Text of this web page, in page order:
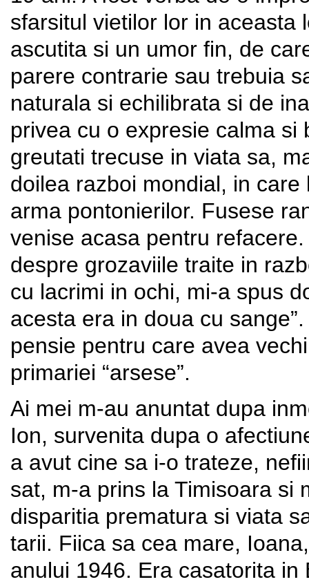
sfarsitul vietilor lor in aceasta
ascutita si un umor fin, de
parere contrarie sau trebuia
naturala si echilibrata si de
privea cu o expresie calma
greutati trecuse in viata sa,
doilea razboi mondial, in
arma pontonierilor. Fusese
venise acasa pentru
despre grozaviile traite in
cu lacrimi in ochi, mi-a spus
acesta era in doua cu
pensie pentru care avea
primariei “arsese”.
Ai mei m-au anuntat dupa
Ion, survenita dupa o
a avut cine sa i-o trateze,
sat, m-a prins la Timisoara si
disparitia prematura si viata
tarii. Fiica sa cea mare,
anului 1946. Era casatorita